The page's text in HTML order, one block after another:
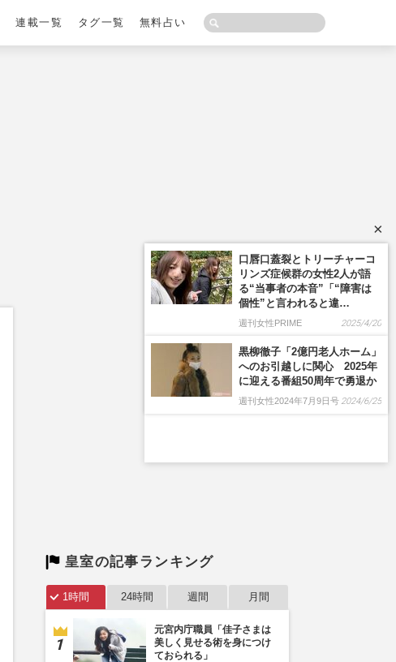
連載一覧 タグ一覧 無料占い
皇室の記事ランキング
1時間 24時間 週間 月間
元宮内庁職員「佳子さまは
美しく見せる術を身につけ
ておられる」
×
口唇口蓋裂とトリーチャーコ
リンズ症候群の女性2人が語
る“当事者の本音”「“障害は
個性”と言われると違…
週刊女性PRIME 2025/4/20
黒柳徹子「2億円老人ホーム」
へのお引越しに関心 2025年
に迎える番組50周年で勇退か
週刊女性2024年7月9日号 2024/6/25